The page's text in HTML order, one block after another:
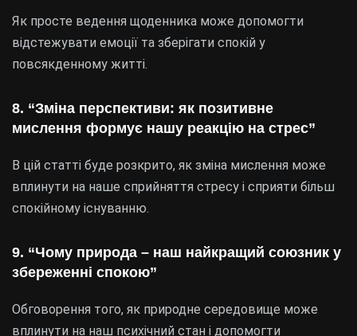
Як просте ведення щоденника може допомогти
відстежувати емоції та зберігати спокій у
повсякденному житті.
8. “Зміна перспективи: як позитивне
мислення формує нашу реакцію на стрес”
В цій статті буде розкрито, як зміна мислення може
вплинути на наше сприйняття стресу і сприяти більш
спокійному існуванню.
9. “Чому природа – наш найкращий союзник у
збереженні спокою”
Обговорення того, як природне середовище може
вплинути на наш психічний стан і допомогти